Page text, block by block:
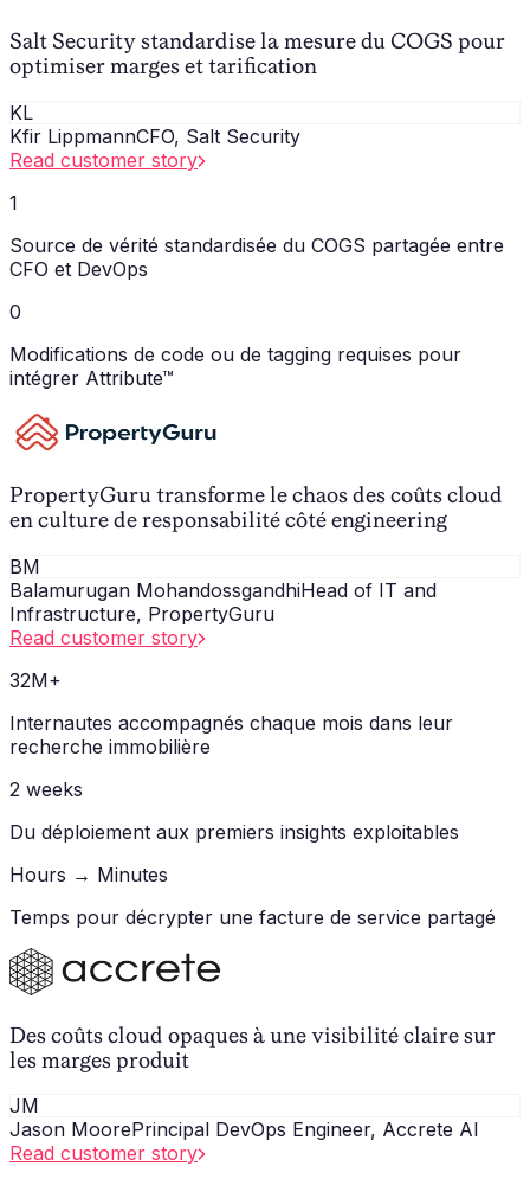
Salt Security standardise la mesure du COGS pour
optimiser marges et tarification
KL
Kfir LippmannCFO, Salt Security
Read customer story
1
Source de vérité standardisée du COGS partagée entre
CFO et DevOps
0
Modifications de code ou de tagging requises pour
intégrer Attribute™
PropertyGuru transforme le chaos des coûts cloud
en culture de responsabilité côté engineering
BM
Balamurugan MohandossgandhiHead of IT and
Infrastructure, PropertyGuru
Read customer story
32M+
Internautes accompagnés chaque mois dans leur
recherche immobilière
2 weeks
Du déploiement aux premiers insights exploitables
Hours → Minutes
Temps pour décrypter une facture de service partagé
Des coûts cloud opaques à une visibilité claire sur
les marges produit
JM
Jason MoorePrincipal DevOps Engineer, Accrete AI
Read customer story